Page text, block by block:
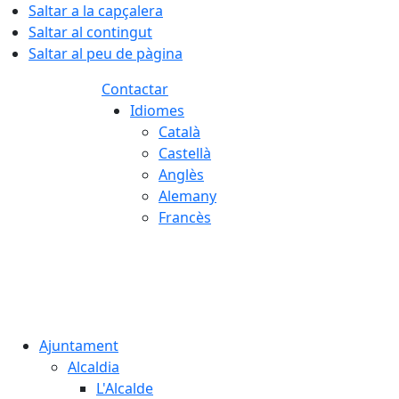
Saltar a la capçalera
Saltar al contingut
Saltar al peu de pàgina
Contactar
Idiomes
Català
Castellà
Anglès
Alemany
Francès
Ajuntament
Alcaldia
L'Alcalde